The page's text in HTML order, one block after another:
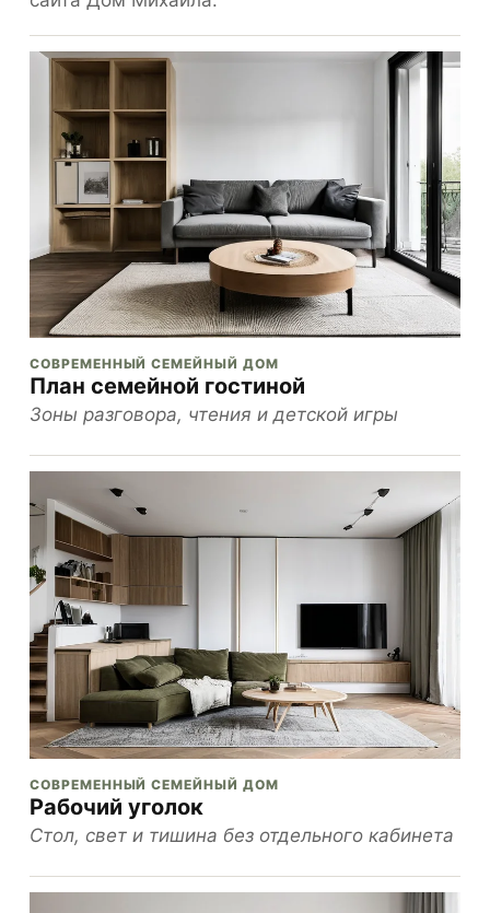
СОВРЕМЕННЫЙ СЕМЕЙНЫЙ ДОМ
План семейной гостиной
Зоны разговора, чтения и детской игры
СОВРЕМЕННЫЙ СЕМЕЙНЫЙ ДОМ
Рабочий уголок
Стол, свет и тишина без отдельного кабинета